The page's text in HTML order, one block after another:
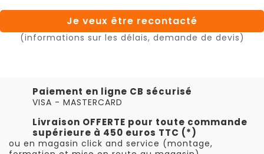
Je veux être recontacté
(informations sur les délais, demande de devis)
Paiement en ligne CB sécurisé
VISA - MASTERCARD
Livraison OFFERTE pour toute commande
supérieure à 450 euros TTC (*)
ou en magasin click and service (montage,